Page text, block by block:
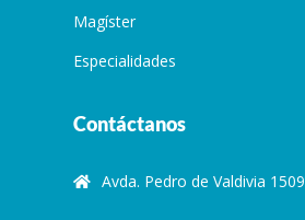
Magíster
Especialidades
Contáctanos
Avda. Pedro de Valdivia 1509